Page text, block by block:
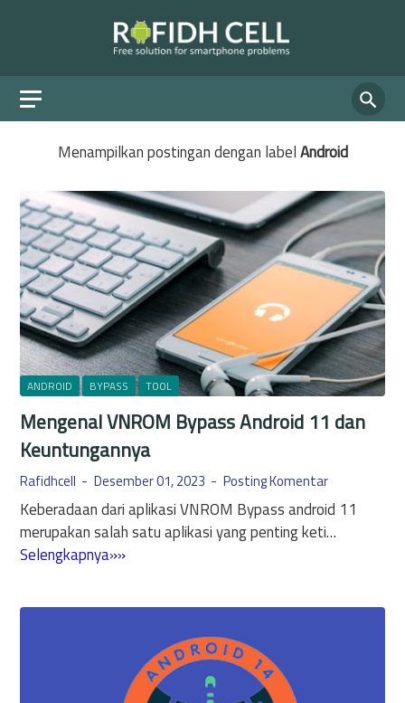
Menampilkan postingan dengan labelAndroid
ANDROID BYPASS TOOL
Mengenal VNROM Bypass Android 11 dan
Keuntungannya
Rafidhcell Desember 01, 2023 Posting Komentar
Keberadaan dari aplikasi VNROM Bypass android 11
merupakan salah satu aplikasi yang penting keti…
Selengkapnya»»
a